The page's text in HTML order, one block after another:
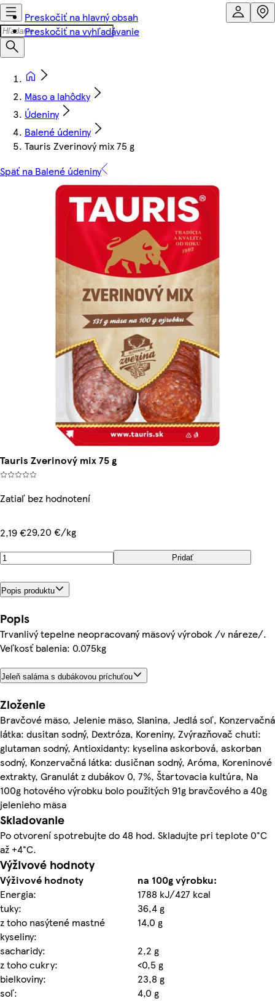
Preskočiť na hlavný obsah
Preskočiť na vyhľadávanie
Mäso a lahôdky
Údeniny
Balené údeniny
Tauris Zverinový mix 75 g
Späť na Balené údeniny
Tauris Zverinový mix 75 g
Zatiaľ bez hodnotení
2,19 €29,20 €/kg
Pridať
Popis produktu
Popis
Trvanlivý tepelne neopracovaný mäsový výrobok /v náreze/.
Veľkosť balenia: 0.075kg
Jeleň saláma s dubákovou príchuťou
Zloženie
Bravčové mäso, Jelenie mäso, Slanina, Jedlá soľ, Konzervačná
látka: dusitan sodný, Dextróza, Koreniny, Zvýrazňovač chuti:
glutaman sodný, Antioxidanty: kyselina askorbová, askorban
sodný, Konzervačná látka: dusičnan sodný, Aróma, Koreninové
extrakty, Granulát z dubákov 0, 7%, Štartovacia kultúra, Na
100g hotového výrobku bolo použitých 91g bravčového a 40g
jelenieho mäsa
Skladovanie
Po otvorení spotrebujte do 48 hod. Skladujte pri teplote 0°C
až +4°C.
Výživové hodnoty
Výživové hodnoty
na 100g výrobku:
Energia:
1788 kJ/427 kcal
tuky:
36,4 g
z toho nasýtené mastné
kyseliny:
14,0 g
sacharidy:
2,2 g
z toho cukry:
<0,5 g
bielkoviny:
23,8 g
soľ:
4,0 g